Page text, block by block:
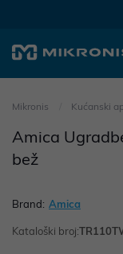
Mikronis Kućanski
Amica
bež
Brand: Amica
Kataloški broj: